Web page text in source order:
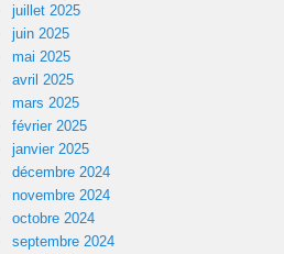
juillet 2025
juin 2025
mai 2025
avril 2025
mars 2025
février 2025
janvier 2025
décembre 2024
novembre 2024
octobre 2024
septembre 2024